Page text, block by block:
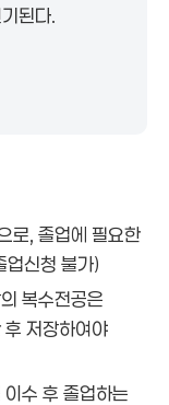
된다.
로, 졸업에 필요한
업신청 불가)
복수전공은
저장하여야
수 후 졸업하는